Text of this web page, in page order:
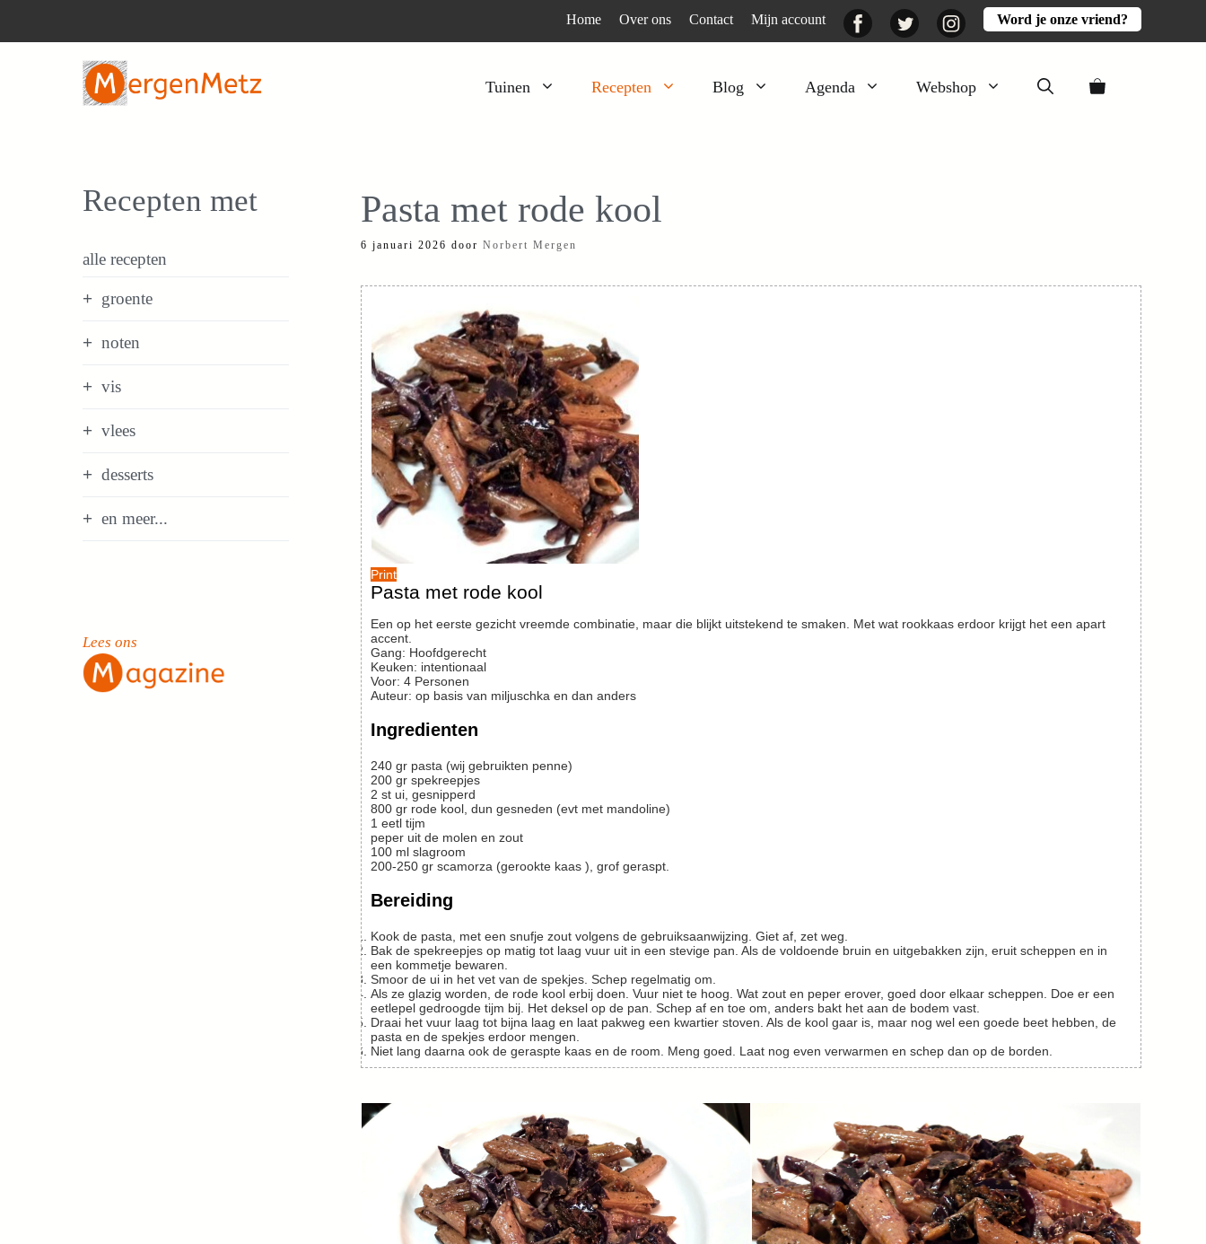
Home Over ons Contact Mijn account FacebookTwitter InstagramWord je onze vriend?
Tuinen Recepten Blog Agenda Webshop
Kruiden
Moestuin
Verfplanten
Voedselbos
Vruchtgewassen Mooi
Pasta met rode kool
6 januari 2026 door Norbert Mergen
Print
Pasta met rode kool
Een op het eerste gezicht vreemde combinatie, maar die blijkt uitstekend te smaken. Met wat rookkaas erdoor krijgt het een apart
accent.
Gang: Hoofdgerecht
Keuken: intentionaal
Voor: 4 Personen
Auteur: op basis van miljuschka en dan anders
Ingredienten
240 gr pasta (wij gebruikten penne)
200 gr spekreepjes
2 st ui, gesnipperd
800 gr rode kool, dun gesneden (evt met mandoline)
1 eetl tijm
peper uit de molen en zout
100 ml slagroom
200-250 gr scamorza (gerookte kaas ), grof geraspt.
Bereiding
Kook de pasta, met een snufje zout volgens de gebruiksaanwijzing. Giet af, zet weg.
Bak de spekreepjes op matig tot laag vuur uit in een stevige pan. Als de voldoende bruin en uitgebakken zijn, eruit scheppen en in
een kommetje bewaren.
Smoor de ui in het vet van de spekjes. Schep regelmatig om.
Als ze glazig worden, de rode kool erbij doen. Vuur niet te hoog. Wat zout en peper erover, goed door elkaar scheppen. Doe er een
eetlepel gedroogde tijm bij. Het deksel op de pan. Schep af en toe om, anders bakt het aan de bodem vast.
Draai het vuur laag tot bijna laag en laat pakweg een kwartier stoven. Als de kool gaar is, maar nog wel een goede beet hebben, de
pasta en de spekjes erdoor mengen.
Niet lang daarna ook de geraspte kaas en de room. Meng goed. Laat nog even verwarmen en schep dan op de borden.
Recepten met
alle recepten
groente
noten
vis
vlees
desserts
en meer...
Lees ons